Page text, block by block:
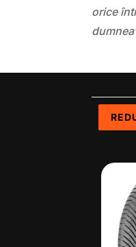
orice